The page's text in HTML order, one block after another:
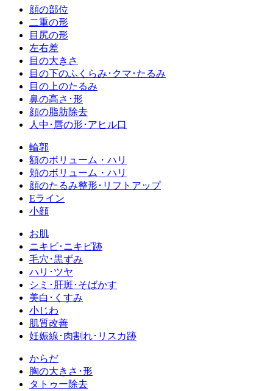
顔の部位
二重の形
目尻の形
左右差
目の大きさ
目の下のふくらみ･クマ･たるみ
目の上のたるみ
鼻の高さ･形
顔の脂肪除去
人中･唇の形･アヒル口
輪郭
額のボリューム・ハリ
頬のボリューム・ハリ
顔のたるみ整形･リフトアップ
Eライン
小顔
お肌
ニキビ･ニキビ跡
毛穴･黒ずみ
ハリ･ツヤ
シミ･肝斑･そばかす
美白･くすみ
小じわ
肌質改善
妊娠線･肉割れ･リスカ跡
からだ
胸の大きさ･形
タトゥー除去